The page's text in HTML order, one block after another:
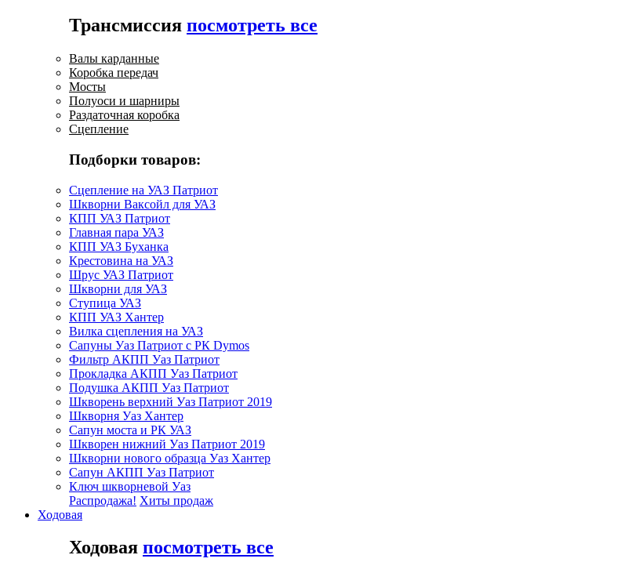
Трансмиссия посмотреть все
Валы карданные
Коробка передач
Мосты
Полуоси и шарниры
Раздаточная коробка
Сцепление
Подборки товаров:
Сцепление на УАЗ Патриот
Шкворни Ваксойл для УАЗ
КПП УАЗ Патриот
Главная пара УАЗ
КПП УАЗ Буханка
Крестовина на УАЗ
Шрус УАЗ Патриот
Шкворни для УАЗ
Ступица УАЗ
КПП УАЗ Хантер
Вилка сцепления на УАЗ
Сапуны Уаз Патриот с РК Dymos
Фильтр АКПП Уаз Патриот
Прокладка АКПП Уаз Патриот
Подушка АКПП Уаз Патриот
Шкворень верхний Уаз Патриот 2019
Шкворня Уаз Хантер
Сапун моста и РК УАЗ
Шкворен нижний Уаз Патриот 2019
Шкворни нового образца Уаз Хантер
Сапун АКПП Уаз Патриот
Ключ шкворневой Уаз
Распродажа! Хиты продаж
Ходовая
Ходовая посмотреть все